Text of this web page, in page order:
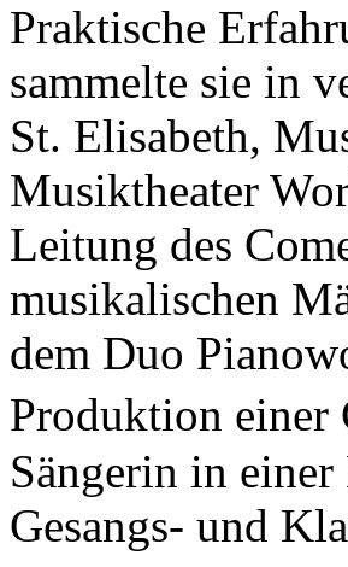
Praktische
sammelte sie in
St. Elisabeth,
Musiktheater
Leitung des
musikalischen
dem Duo
Produktion
Sängerin in
Gesangs- und